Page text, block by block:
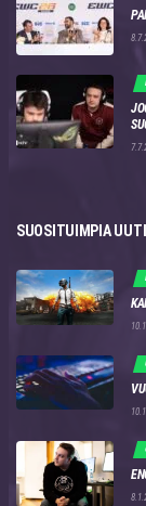
SUOSITUIMPIA